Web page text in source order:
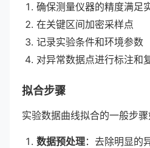
确保测量仪器的精度满足
在关键区间加密采样点
记录实验条件和环境参数
对异常数据点进行标注和
拟合步骤
实验数据曲线拟合的一般步骤
数据预处理：去除明显的